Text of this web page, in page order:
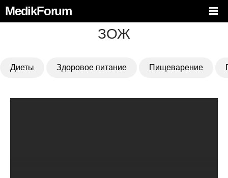
MedikForum
ЗОЖ
Диеты Здоровое питание Пищеварение